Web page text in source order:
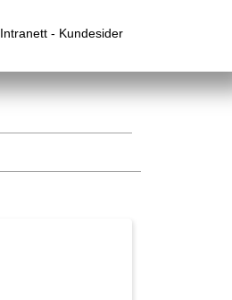
Intranett - Kundesider